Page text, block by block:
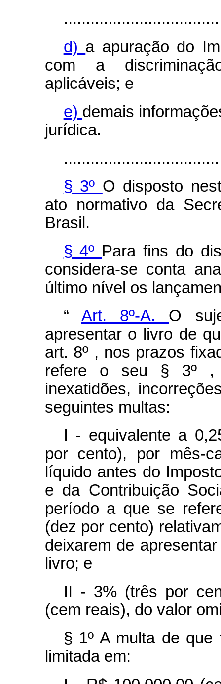
d) a apuração do
com a
aplicáveis; e
e) demais
jurídica.
§ 3º O disposto
ato normativo da
Brasil.
§ 4º Para fins do
considera-se conta
último nível os
“ Art. 8º-A. O
apresentar o livro de
art. 8º , nos prazos
refere o seu § 3º ,
inexatidões,
seguintes multas:
I - equivalente a
por cento), por mês-
líquido antes do
e da Contribuição
período a que se
(dez por cento)
deixarem de
livro; e
II - 3% (três por
(cem reais), do valor
§ 1º A multa de
limitada em: